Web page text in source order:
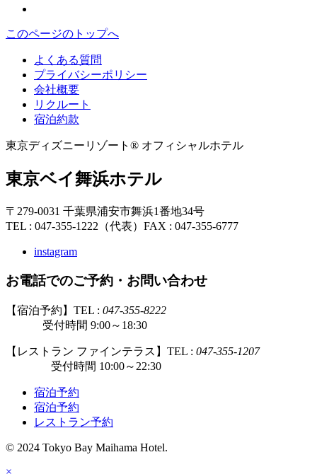
このページのトップへ
よくある質問
プライバシーポリシー
会社概要
リクルート
宿泊約款
東京ディズニーリゾート® オフィシャルホテル
東京ベイ舞浜ホテル
〒279-0031 千葉県浦安市舞浜1番地34号
TEL : 047-355-1222（代表） FAX : 047-355-6777
instagram
お電話でのご予約・お問い合わせ
【宿泊予約】TEL : 047-355-8222
受付時間 9:00～18:30
【レストラン ファインテラス】TEL : 047-355-1207
受付時間 10:00～22:30
宿泊予約
宿泊予約
レストラン予約
© 2024 Tokyo Bay Maihama Hotel.
×